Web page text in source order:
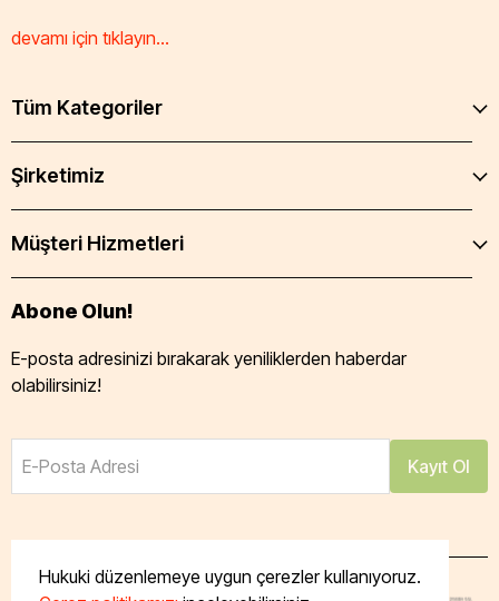
Hukuki düzenlemeye uygun çerezler kullanıyoruz.
devamı için tıklayın...
Tüm Kategoriler
Şirketimiz
Müşteri Hizmetleri
Abone Olun!
E-posta adresinizi bırakarak yeniliklerden haberdar
olabilirsiniz!
E-Posta Adresi Kayıt Ol